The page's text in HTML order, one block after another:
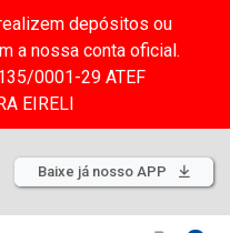
depósitos ou
a nossa conta oficial.
0001-29 ATEF
EIRELI
Baixe já nosso APP